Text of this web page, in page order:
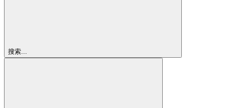
搜索...